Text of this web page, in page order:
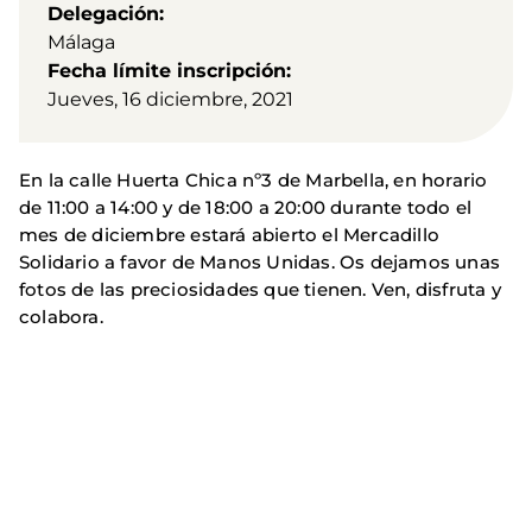
Delegación
Málaga
Fecha límite inscripción
Jueves, 16 diciembre, 2021
En la calle Huerta Chica nº3 de Marbella, en horario
de 11:00 a 14:00 y de 18:00 a 20:00 durante todo el
mes de diciembre estará abierto el Mercadillo
Solidario a favor de Manos Unidas. Os dejamos unas
fotos de las preciosidades que tienen. Ven, disfruta y
colabora.